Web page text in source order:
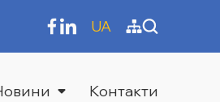
UA
Контакти